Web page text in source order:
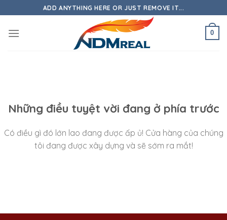
to
content
ADD ANYTHING HERE OR JUST REMOVE IT...
0
Những điều tuyệt vời đang ở phía trước
Có điều gì đó lớn lao đang được ấp ủ! Cửa hàng của chúng
tôi đang được xây dựng và sẽ sớm ra mắt!